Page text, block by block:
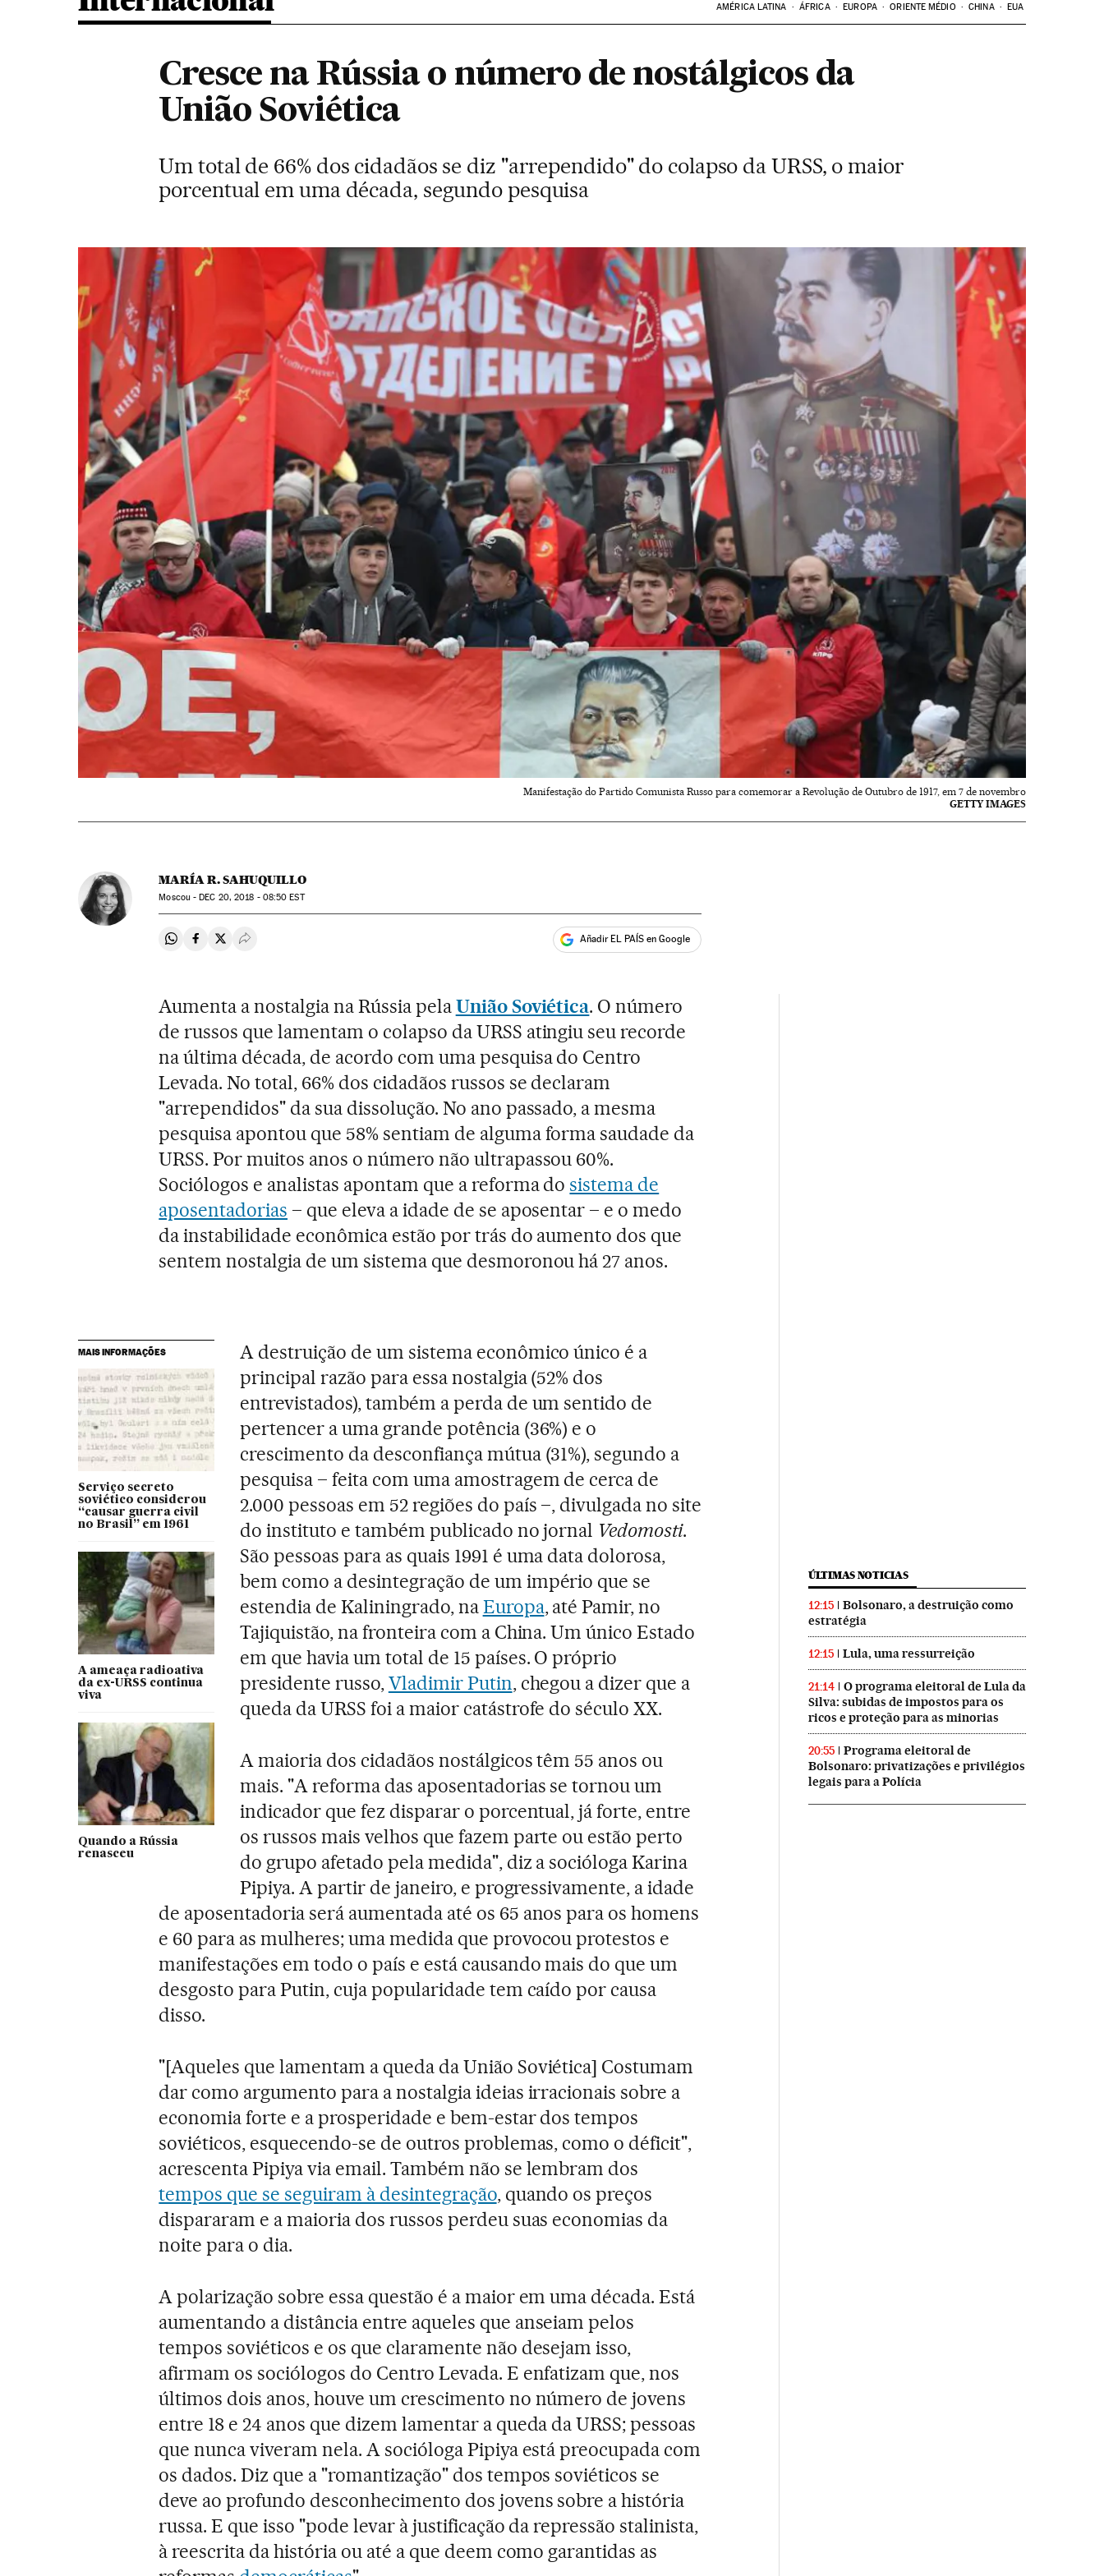
AMÉRICA LATINA ÁFRICA EUROPA ORIENTE MÉDIO CHINA EUA
Cresce na Rússia o número de nostálgicos da
União Soviética
Um total de 66% dos cidadãos se diz "arrependido" do colapso da URSS, o maior
porcentual em uma década, segundo pesquisa
Manifestação do Partido Comunista Russo para comemorar a Revolução de Outubro de 1917, em 7 de novembro
GETTY IMAGES
MARÍA R. SAHUQUILLO
Moscou -DEC 20, 2018 - 08:50 EST
Compartir en Whatsapp
Compartir en Facebook
Compartir en Twitter
Desplegar Redes Sociales Añadir EL PAÍS en Google
Aumenta a nostalgia na Rússia pelaUnião Soviética. O número
de russos que lamentam o colapso da URSS atingiu seu recorde
na última década, de acordo com uma pesquisa do Centro
Levada. No total, 66% dos cidadãos russos se declaram
"arrependidos" da sua dissolução. No ano passado, a mesma
pesquisa apontou que 58% sentiam de alguma forma saudade da
URSS. Por muitos anos o número não ultrapassou 60%.
Sociólogos e analistas apontam que a reforma dosistema de
aposentadorias – que eleva a idade de se aposentar – e o medo
da instabilidade econômica estão por trás do aumento dos que
sentem nostalgia de um sistema que desmoronou há 27 anos.
MAIS INFORMAÇÕES
Serviço secreto
soviético considerou
“causar guerra civil
no Brasil” em 1961
A ameaça radioativa
da ex-URSS continua
viva
Quando a Rússia
renasceu
A destruição de um sistema econômico único é a
principal razão para essa nostalgia (52% dos
entrevistados), também a perda de um sentido de
pertencer a uma grande potência (36%) e o
crescimento da desconfiança mútua (31%), segundo a
pesquisa – feita com uma amostragem de cerca de
2.000 pessoas em 52 regiões do país –, divulgada no site
do instituto e também publicado no jornal Vedomosti.
São pessoas para as quais 1991 é uma data dolorosa,
bem como a desintegração de um império que se
estendia de Kaliningrado, naEuropa, até Pamir, no
Tajiquistão, na fronteira com a China. Um único Estado
em que havia um total de 15 países. O próprio
presidente russo,Vladimir Putin, chegou a dizer que a
queda da URSS foi a maior catástrofe do século XX.
A maioria dos cidadãos nostálgicos têm 55 anos ou
mais. "A reforma das aposentadorias se tornou um
indicador que fez disparar o porcentual, já forte, entre
os russos mais velhos que fazem parte ou estão perto
do grupo afetado pela medida", diz a socióloga Karina
Pipiya. A partir de janeiro, e progressivamente, a idade
de aposentadoria será aumentada até os 65 anos para os homens
e 60 para as mulheres; uma medida que provocou protestos e
manifestações em todo o país e está causando mais do que um
desgosto para Putin, cuja popularidade tem caído por causa
disso.
"[Aqueles que lamentam a queda da União Soviética] Costumam
dar como argumento para a nostalgia ideias irracionais sobre a
economia forte e a prosperidade e bem-estar dos tempos
soviéticos, esquecendo-se de outros problemas, como o déficit",
acrescenta Pipiya via email. Também não se lembram dos
tempos que se seguiram à desintegração, quando os preços
dispararam e a maioria dos russos perdeu suas economias da
noite para o dia.
A polarização sobre essa questão é a maior em uma década. Está
aumentando a distância entre aqueles que anseiam pelos
tempos soviéticos e os que claramente não desejam isso,
afirmam os sociólogos do Centro Levada. E enfatizam que, nos
últimos dois anos, houve um crescimento no número de jovens
entre 18 e 24 anos que dizem lamentar a queda da URSS; pessoas
que nunca viveram nela. A socióloga Pipiya está preocupada com
os dados. Diz que a "romantização" dos tempos soviéticos se
deve ao profundo desconhecimento dos jovens sobre a história
russa. E que isso "pode levar à justificação da repressão stalinista,
à reescrita da história ou até a que deem como garantidas as
ÚLTIMAS NOTICIAS
12:15
Bolsonaro, a destruição como
estratégia
12:15 Lula, uma ressurreição
21:14
O programa eleitoral de Lula da
Silva: subidas de impostos para os
ricos e proteção para as minorias
20:55
Programa eleitoral de
Bolsonaro: privatizações e privilégios
legais para a Polícia